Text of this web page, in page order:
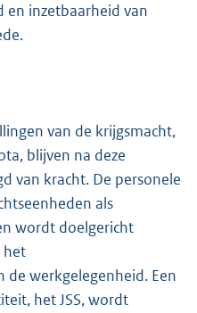
inzetbaarheid van
van de krijgsmacht,
blijven na deze
van kracht. De personele
als
wordt doelgericht
het
werkgelegenheid. Een
het JSS, wordt